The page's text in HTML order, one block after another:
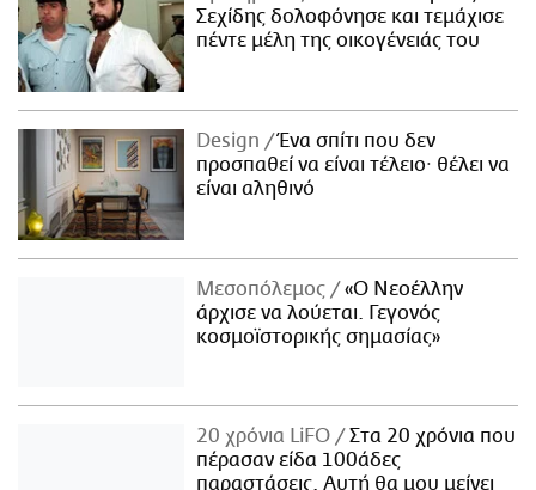
Σεχίδης δολοφόνησε και τεμάχισε
πέντε μέλη της οικογένειάς του
Design
Ένα σπίτι που δεν
προσπαθεί να είναι τέλειο· θέλει να
είναι αληθινό
Μεσοπόλεμος
«Ο Νεοέλλην
άρχισε να λούεται. Γεγονός
κοσμοϊστορικής σημασίας»
20 χρόνια LiFO
Στα 20 χρόνια που
πέρασαν είδα 100άδες
παραστάσεις. Αυτή θα μου μείνει